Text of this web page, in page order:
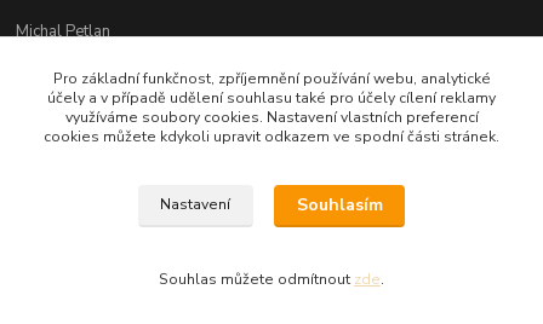
Michal Petlan
(Po-Pá, 9-16h)
info@west4us.cz
Pro základní funkčnost, zpříjemnění používání webu, analytické
účely a v případě udělení souhlasu také pro účely cílení reklamy
využíváme soubory cookies. Nastavení vlastních preferencí
cookies můžete kdykoli upravit odkazem ve spodní části stránek.
Nastavení Souhlasím
Souhlas můžete odmítnout zde.